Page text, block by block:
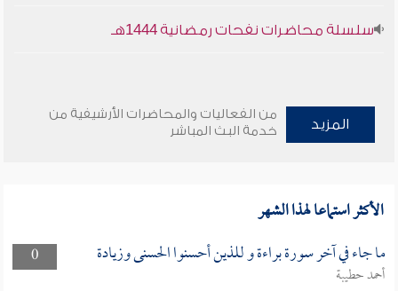
سلسلة محاضرات نفحات رمضانية 1444هـ
المزيد
من الفعاليات والمحاضرات الأرشيفية من
خدمة البث المباشر
الأكثر استماعا لهذا الشهر
0 ما جاء في آخر سورة براءة و للذين أحسنوا الحسنى وزيادة
أحمد حطيبة